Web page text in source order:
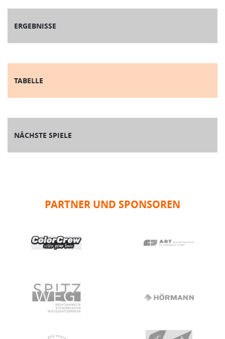
ERGEBNISSE
TABELLE
NÄCHSTE SPIELE
PARTNER UND SPONSOREN